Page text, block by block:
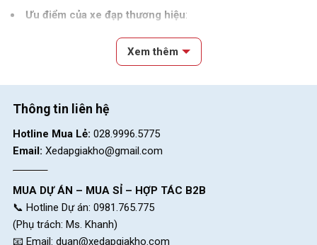
Ưu điểm của xe đạp thương hiệu:
Chạy ổn định, nhẹ và êm dù trên đường bằng hay địa hình gồ
Nhược điểm của xe trôi nổi:
Nhanh xuống cấp, trầy xước, rỉ sét chỉ sau vài tháng.
Lái không an toàn – hay bị trượt líp, trượt sên, phanh không ăn.
Không có bảo hành, mất tiền khi phải thay xe mới sớm.
Hạn chế mẫu mã, không có sự tư vấn kỹ thuật rõ ràng.
Xem thêm
Thông tin liên hệ
Hotline Mua Lẻ: 028.9996.5775
Email: Xedapgiakho@gmail.com
MUA DỰ ÁN – MUA SỈ – HỢP TÁC B2B
📞 Hotline Dự án: 0981.765.775
(Phụ trách: Ms. Khanh)
📧 Email: duan@xedapgiakho.com